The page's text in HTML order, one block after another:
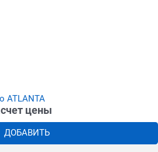
ATLANTA
цены
ДОБАВИТЬ